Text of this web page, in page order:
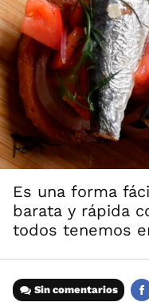
Es una forma
barata y rápida
todos tenemos
Sin comentarios